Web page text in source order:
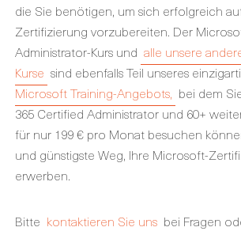
die Sie benötigen, um sich erfolgreich
Zertifizierung vorzubereiten. Der
Administrator-Kurs und alle unsere
Kurse sind ebenfalls Teil unseres
Microsoft Training-Angebots, bei dem
365 Certified Administrator und 60+
für nur 199 € pro Monat besuchen
und günstigste Weg, Ihre Microsoft-
erwerben.
Bitte kontaktieren Sie uns bei Fragen